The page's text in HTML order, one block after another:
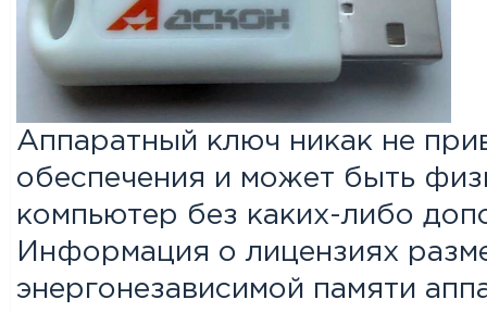
Аппаратный ключ никак не
обеспечения и может быть
компьютер без каких-либо
Информация о лицензиях
энергонезависимой памяти